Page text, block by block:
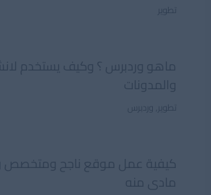
تطوير
ماهو وردبرس ؟ وكيف يستخدم
والمدونات
تطوير وردبرس
كيفية عمل موقع ناجح ومتخصص
مادى منه